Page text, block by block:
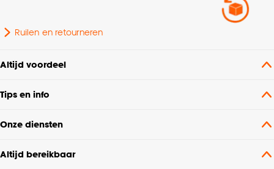
Ruilen en retourneren
Altijd voordeel
Tips en info
Onze diensten
Altijd bereikbaar